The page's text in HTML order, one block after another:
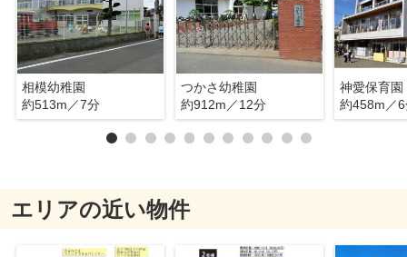
相模幼稚園
約513m／7分
つかさ幼稚園
約912m／12分
神愛保育園
約458m／
エリアの近い物件